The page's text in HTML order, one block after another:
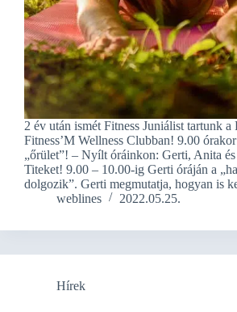
2 év után ismét Fitness Juniálist tartunk a
Fitness’M Wellness Clubban! 9.00
„őrület”! – Nyílt óráinkon: Gerti, Anita
Titeket! 9.00 – 10.00-ig Gerti óráján a
dolgozik”. Gerti megmutatja, hogyan is
weblines
2022.05.25.
Hírek